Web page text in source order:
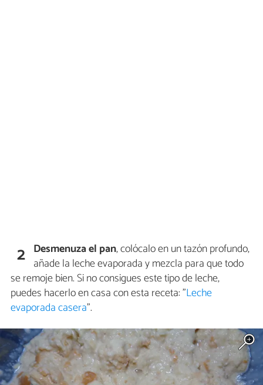
2 Desmenuza el pan, colócalo en un tazón profundo,
añade la leche evaporada y mezcla para que todo
se remoje bien. Si no consigues este tipo de leche,
puedes hacerlo en casa con esta receta: "Leche
evaporada casera".